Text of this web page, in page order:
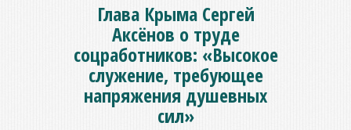
Глава Крыма Сергей
Аксёнов о труде
соцработников: «Высокое
служение, требующее
напряжения душевных
сил»